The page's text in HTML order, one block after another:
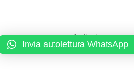
La direzione
Invia autolettura WhatsApp